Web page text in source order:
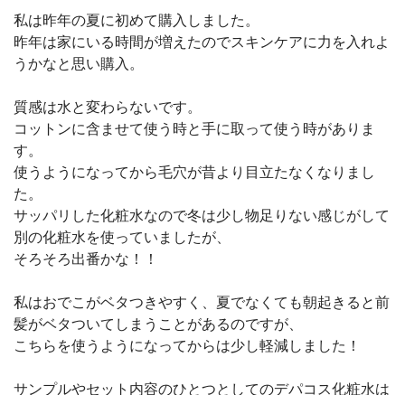
私は昨年の夏に初めて購入しました。
昨年は家にいる時間が増えたのでスキンケアに力を入れよ
うかなと思い購入。
質感は水と変わらないです。
コットンに含ませて使う時と手に取って使う時がありま
す。
使うようになってから毛穴が昔より目立たなくなりまし
た。
サッパリした化粧水なので冬は少し物足りない感じがして
別の化粧水を使っていましたが、
そろそろ出番かな！！
私はおでこがベタつきやすく、夏でなくても朝起きると前
髪がベタついてしまうことがあるのですが、
こちらを使うようになってからは少し軽減しました！
サンプルやセット内容のひとつとしてのデパコス化粧水は